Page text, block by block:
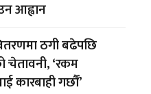
आह्वान
ठगी बढेपछि
चेतावनी, ‘रकम
कारबाही गर्छाैं’